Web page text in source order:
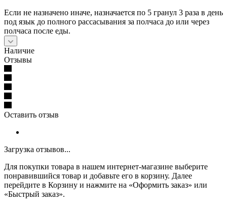
Если не назначено иначе, назначается по 5 гранул 3 раза в день
под язык до полного рассасывания за полчаса до или через
полчаса после еды.
Наличие
Отзывы
Оставить отзыв
Загрузка отзывов...
Для покупки товара в нашем интернет-магазине выберите
понравившийся товар и добавьте его в корзину. Далее
перейдите в Корзину и нажмите на «Оформить заказ» или
«Быстрый заказ».